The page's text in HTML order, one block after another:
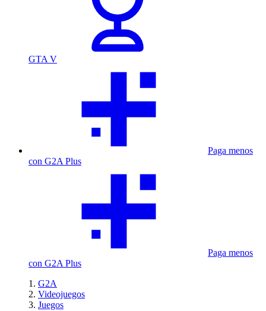
GTA V
Paga menos
con G2A Plus
Paga menos
con G2A Plus
G2A
Videojuegos
Juegos